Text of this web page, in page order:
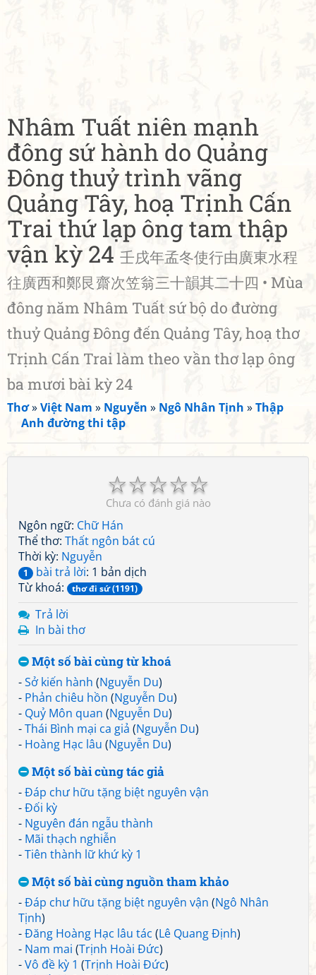
Nhâm Tuất niên mạnh
đông sứ hành do Quảng
Đông thuỷ trình vãng
Quảng Tây, hoạ Trịnh Cấn
Trai thứ lạp ông tam thập
vận kỳ 24 壬戌年孟冬使行由廣東水程
往廣西和鄭艮齋次笠翁三十韻其二十四 • Mùa
đông năm Nhâm Tuất sứ bộ do đường
thuỷ Quảng Đông đến Quảng Tây, hoạ thơ
Trịnh Cấn Trai làm theo vần thơ lạp ông
ba mươi bài kỳ 24
Thơ»Việt Nam » Nguyễn » Ngô Nhân Tịnh »Thập
Anh đường thi tập
☆
☆
☆
☆
☆
Chưa có đánh giá nào
Ngôn ngữ: Chữ Hán
Thể thơ: Thất ngôn bát cú
Thời kỳ: Nguyễn
1 bài trả lời: 1 bản dịch
Từ khoá:
thơ đi sứ (1191)
Trả lời
In bài thơ
Một số bài cùng từ khoá
-Sở kiến hành (Nguyễn Du)
- Phản chiêu hồn (Nguyễn Du)
- Quỷ Môn quan (Nguyễn Du)
-Thái Bình mại ca giả (Nguyễn Du)
- Hoàng Hạc lâu (Nguyễn Du)
Một số bài cùng tác giả
-Đáp chư hữu tặng biệt nguyên vận
-Đối kỳ
- Nguyên đán ngẫu thành
- Mãi thạch nghiễn
-Tiên thành lữ khứ kỳ 1
Một số bài cùng nguồn tham khảo
-Đáp chư hữu tặng biệt nguyên vận (Ngô Nhân
Tịnh)
-Đăng Hoàng Hạc lâu tác (Lê Quang Định)
- Nam mai (Trịnh Hoài Đức)
-Vô đề kỳ 1 (Trịnh Hoài Đức)